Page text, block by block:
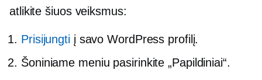
atlikite šiuos veiksmus:
Prisijungtiį savo WordPress profilį.
Šoniniame meniu pasirinkite „Papildiniai“.